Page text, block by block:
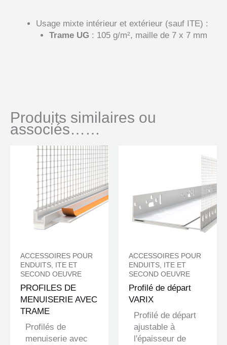
Usage mixte intérieur et extérieur (sauf ITE) :
Trame UG : 105 g/m², maille de 7 x 7 mm
Produits similaires ou
associés……
ACCESSOIRES POUR
ENDUITS, ITE ET
SECOND OEUVRE
PROFILES DE
MENUISERIE AVEC
TRAME
Profilés de
menuiserie avec
ACCESSOIRES POUR
ENDUITS, ITE ET
SECOND OEUVRE
Profilé de départ
VARIX
Profilé de départ
ajustable à
l'épaisseur de